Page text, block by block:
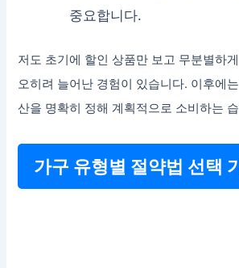
중요합니다.
저도 초기에 할인 상품만 보고 무분별하
오히려 늘어난 경험이 있습니다. 이후에
산을 명확히 정해 계획적으로 소비하는
가구 유형별 절약법 선택